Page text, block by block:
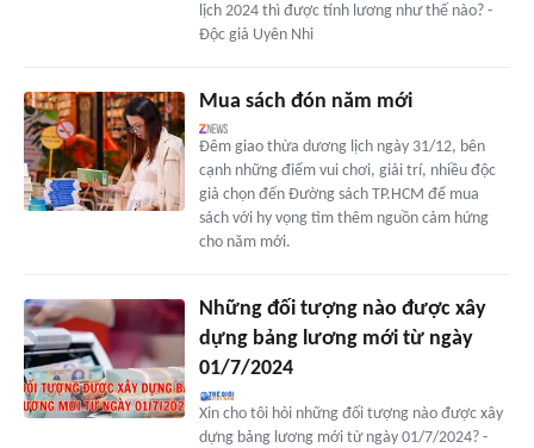
lịch 2024 thì được tính lương như thế nào? -
Độc giả Uyên Nhi
Mua sách đón năm mới
Đêm giao thừa dương lịch ngày 31/12, bên
cạnh những điểm vui chơi, giải trí, nhiều độc
giả chọn đến Đường sách TP.HCM để mua
sách với hy vọng tìm thêm nguồn cảm hứng
cho năm mới.
Những đối tượng nào được xây
dựng bảng lương mới từ ngày
01/7/2024
Xin cho tôi hỏi những đối tượng nào được xây
dựng bảng lương mới từ ngày 01/7/2024? -